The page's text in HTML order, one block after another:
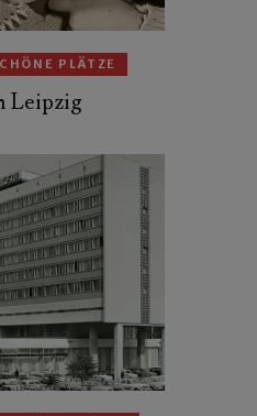
PLÄTZE
Leipzig